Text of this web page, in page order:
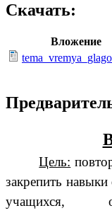
Скачать:
Вложение
Цель:
закрепить
учащихся,